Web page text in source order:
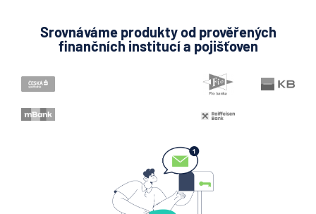
5.8.2026 Daně
Jak dnes vykládat výsledky
zátěžových testů ČNB
Banka
Zobrazit všechny články
Srovnáváme produkty od prověřených
finančních institucí a pojišťoven